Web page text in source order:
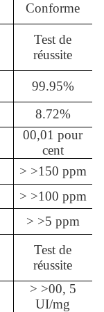
Conforme
Test de
réussite
99.95%
8.72%
00,01 pour
cent
> >150 ppm
> >100 ppm
> >5 ppm
Test de
réussite
> >00, 5
UI/mg